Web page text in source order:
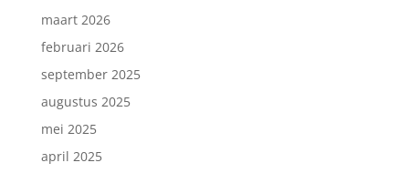
maart 2026
februari 2026
september 2025
augustus 2025
mei 2025
april 2025